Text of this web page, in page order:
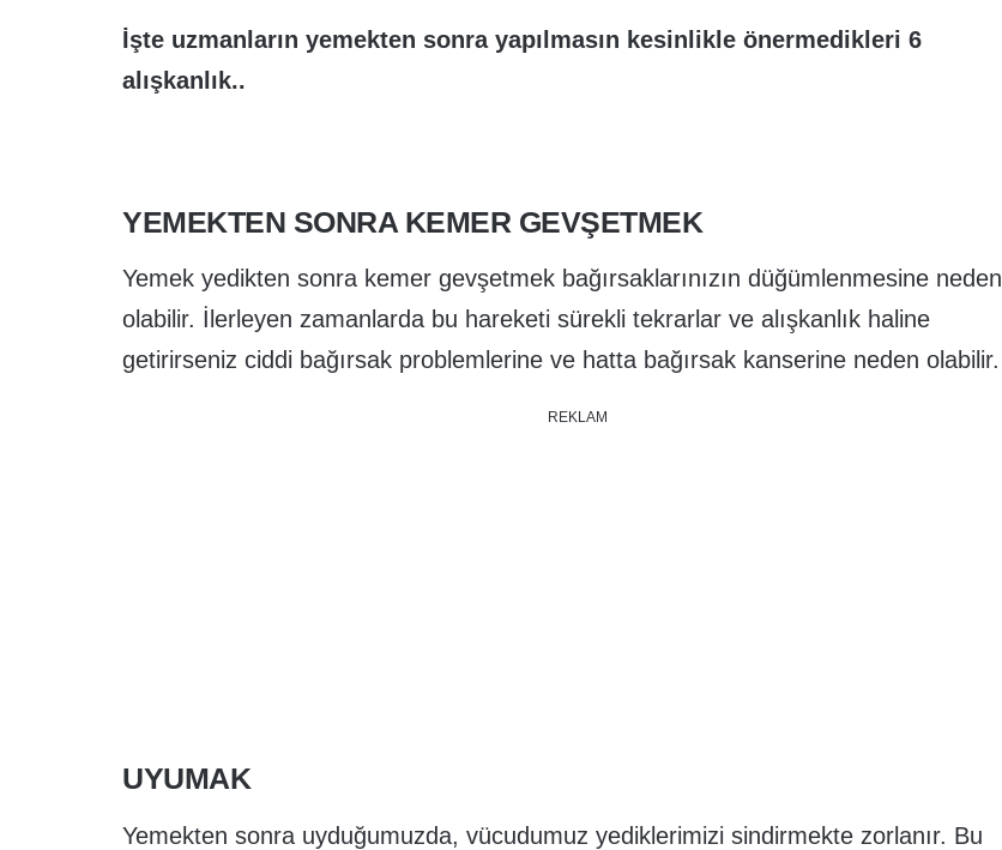
İşte uzmanların yemekten sonra yapılmasın kesinlikle önermedikleri 6
alışkanlık..
YEMEKTEN SONRA KEMER GEVŞETMEK
Yemek yedikten sonra kemer gevşetmek bağırsaklarınızın düğümlenmesine neden
olabilir. İlerleyen zamanlarda bu hareketi sürekli tekrarlar ve alışkanlık haline
getirirseniz ciddi bağırsak problemlerine ve hatta bağırsak kanserine neden olabilir.
REKLAM
UYUMAK
Yemekten sonra uyduğumuzda, vücudumuz yediklerimizi sindirmekte zorlanır. Bu